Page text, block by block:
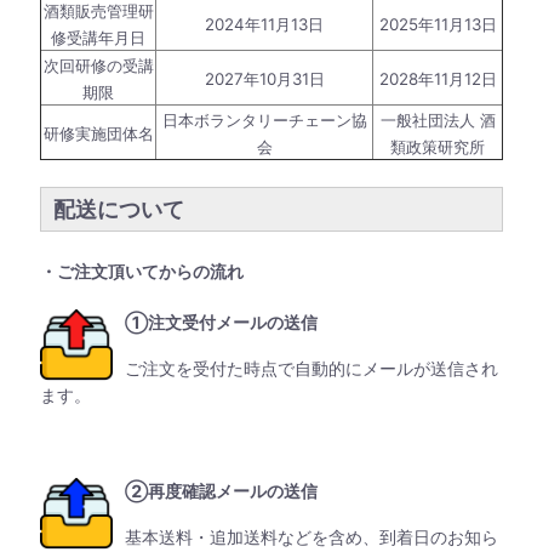
酒類販売管理研
修受講年月日
2024年11月13日 2025年11月13日
次回研修の受講
期限
2027年10月31日 2028年11月12日
研修実施団体名
日本ボランタリーチェーン協
会
一般社団法人 酒
類政策研究所
配送について
・ご注文頂いてからの流れ
①注文受付メールの送信
ご注文を受付た時点で自動的にメールが送信され
ます。
②再度確認メールの送信
基本送料・追加送料などを含め、到着日のお知ら